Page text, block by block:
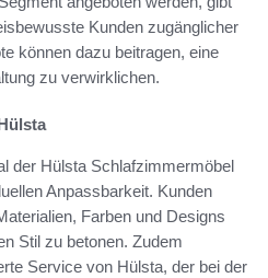
Kunden zugänglicher
können dazu beitragen, eine
zu verwirklichen.
der Hülsta Schlafzimmermöbel
Anpassbarkeit. Kunden
Farben und Designs
Stil zu betonen. Zudem
Service von Hülsta, der bei der